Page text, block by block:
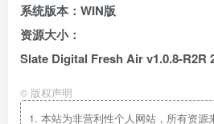
系统版本：WIN版
资源大小：
Slate Digital Fresh Air v1.0.8-R2R
© 版权声明
1. 本站为非营利性个人网站，所有资源